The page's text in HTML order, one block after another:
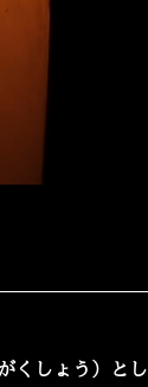
くしょう）とし